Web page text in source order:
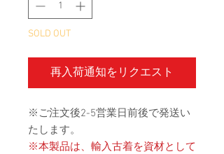
SOLD OUT
再入荷通知をリクエスト
※ご注文後2-5営業日前後で発送い
たします。
※本製品は、輸入古着を資材として